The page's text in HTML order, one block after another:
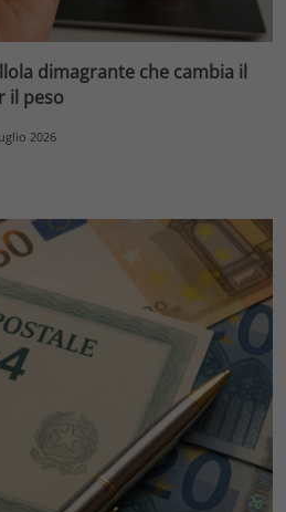
dimagrante che cambia il
il peso
2026